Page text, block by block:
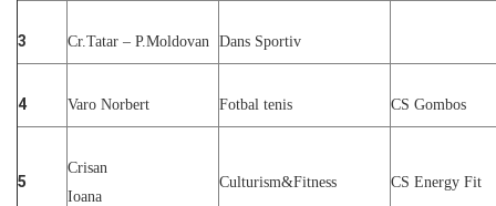
3 Cr.Tatar – P.Moldovan Dans Sportiv
4 Varo Norbert Fotbal tenis CS Gombos
5
Crisan
Ioana
Culturism&Fitness CS Energy Fit